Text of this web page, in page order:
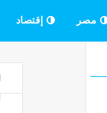
مصر إقتصاد